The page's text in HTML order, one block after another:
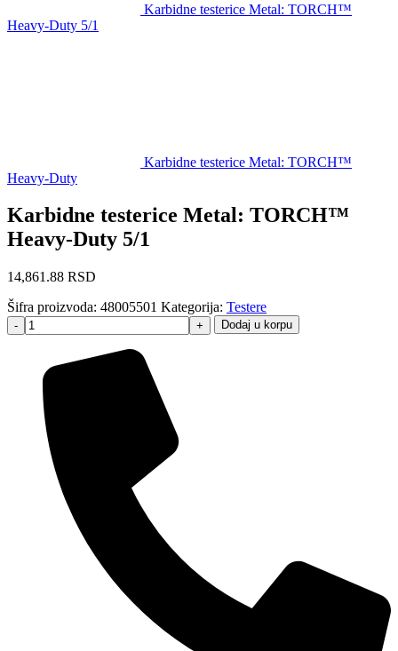
Karbidne testerice Metal: TORCH™
Heavy-Duty 5/1
Karbidne testerice Metal: TORCH™
Heavy-Duty
Karbidne testerice Metal: TORCH™
Heavy-Duty 5/1
14,861.88 RSD
Šifra proizvoda: 48005501 Kategorija: Testere
- + Dodaj u korpu